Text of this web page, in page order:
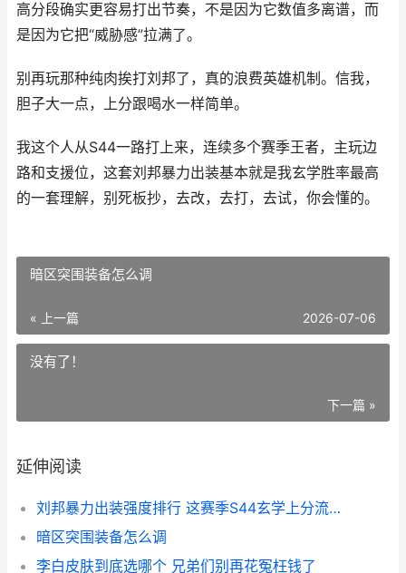
高分段确实更容易打出节奏，不是因为它数值多离谱，而
是因为它把“威胁感”拉满了。
别再玩那种纯肉挨打刘邦了，真的浪费英雄机制。信我，
胆子大一点，上分跟喝水一样简单。
我这个人从S44一路打上来，连续多个赛季王者，主玩边
路和支援位，这套刘邦暴力出装基本就是我玄学胜率最高
的一套理解，别死板抄，去改，去打，去试，你会懂的。
暗区突围装备怎么调
« 上一篇 2026-07-06
没有了！
下一篇 »
延伸阅读
刘邦暴力出装强度排行 这赛季S44玄学上分流派解析
暗区突围装备怎么调
李白皮肤到底选哪个 兄弟们别再花冤枉钱了